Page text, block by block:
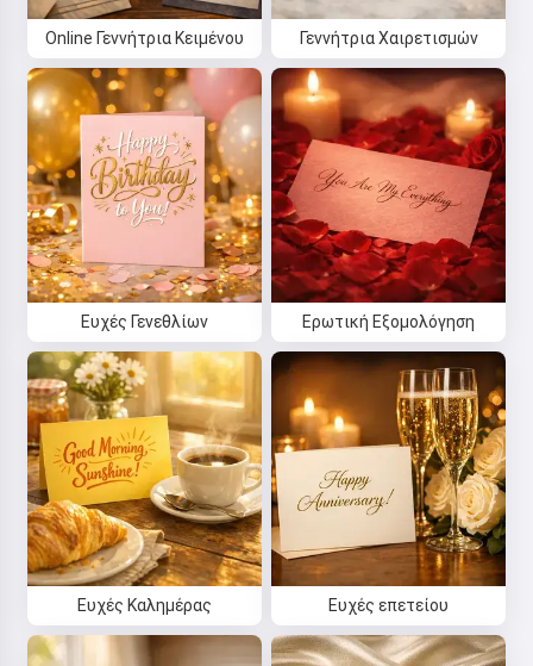
Online Γεννήτρια Κειμένου Γεννήτρια Χαιρετισμών
Ευχές Γενεθλίων Ερωτική Εξομολόγηση
Ευχές Καλημέρας Ευχές επετείου